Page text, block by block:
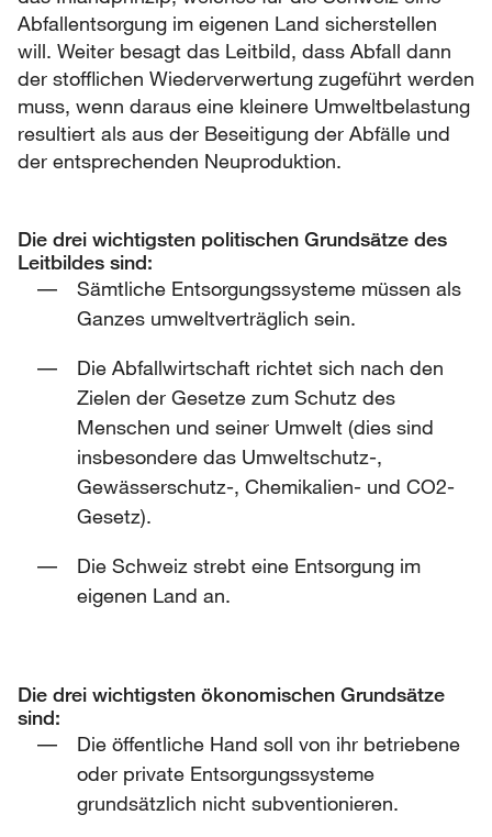
Abfallentsorgung im eigenen Land sicherstellen
will. Weiter besagt das Leitbild, dass Abfall dann
der stofflichen Wiederverwertung zugeführt werden
muss, wenn daraus eine kleinere Umweltbelastung
resultiert als aus der Beseitigung der Abfälle und
der entsprechenden Neuproduktion.
Die drei wichtigsten politischen Grundsätze des
Leitbildes sind:
Sämtliche Entsorgungssysteme müssen als
Ganzes umweltverträglich sein.
Die Abfallwirtschaft richtet sich nach den
Zielen der Gesetze zum Schutz des
Menschen und seiner Umwelt (dies sind
insbesondere das Umweltschutz-,
Gewässerschutz-, Chemikalien- und CO2-
Gesetz).
Die Schweiz strebt eine Entsorgung im
eigenen Land an.
Die drei wichtigsten ökonomischen Grundsätze
sind:
Die öffentliche Hand soll von ihr betriebene
oder private Entsorgungssysteme
grundsätzlich nicht subventionieren.